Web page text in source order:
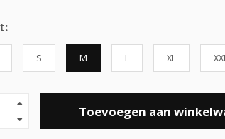
S M L XL
Toevoegen aan